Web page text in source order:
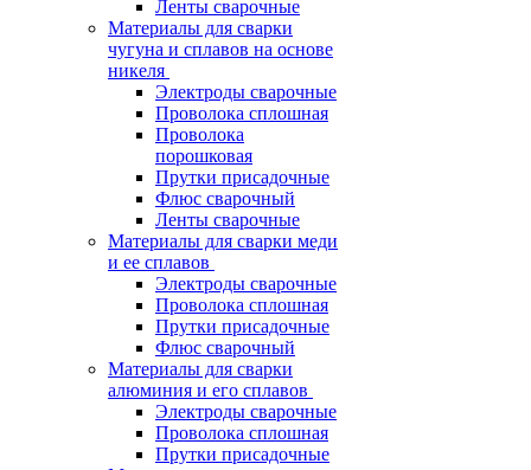
Ленты сварочные
Материалы для сварки
чугуна и сплавов на основе
никеля
Электроды сварочные
Проволока сплошная
Проволока
порошковая
Прутки присадочные
Флюс сварочный
Ленты сварочные
Материалы для сварки меди
и ее сплавов
Электроды сварочные
Проволока сплошная
Прутки присадочные
Флюс сварочный
Материалы для сварки
алюминия и его сплавов
Электроды сварочные
Проволока сплошная
Прутки присадочные